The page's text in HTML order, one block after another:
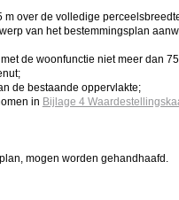
over de volledige
van het bestemmingsplan
de woonfunctie niet meer dan
de bestaande oppervlakte;
in Bijlage 4
mogen worden gehandhaafd.